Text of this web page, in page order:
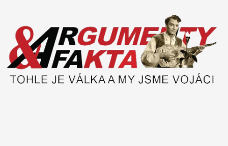
content